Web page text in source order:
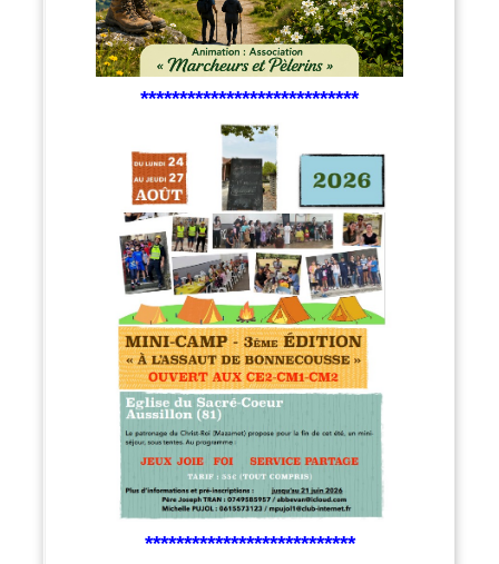
****************************
***************************